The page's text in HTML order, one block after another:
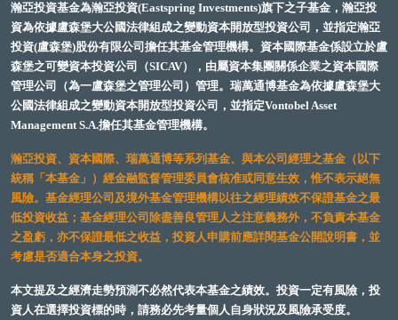
瀚亞投資基金為瀚亞投資(Eastspring Investments)旗下之子基金，瀚亞投
資為依據盧森堡大公國法律組成之變動資本開放型投資公司，並指定瀚亞
投資(盧森堡)股份有限公司擔任其基金管理機構。資本國際基金係設立於盧
森堡之可變資本投資公司（SICAV），由屬資本集團關係企業之資本國際
管理公司（為一盧森堡之管理公司）管理。瑞萬通博基金為依據盧森堡大
公國法律組成之變動資本開放型投資公司，並指定Vontobel Asset
Management S.A.擔任其基金管理機構。
瀚亞投資、資本國際、瑞萬通博等系列基金、與本公司經理之基金（以下
統稱「本基金」）經金融監督管理委員會核准或同意生效，惟不表示絕無
風險。基金經理公司及境外基金管理機構以往之經理績效不保證基金之最
低投資收益；基金經理公司除盡善良管理人之注意義務外，不負責本基金
之盈虧，亦不保證最低之收益，投資人申購前應詳閱基金公開說明書，並
考慮是否適合本身之投資。
本文提及之經濟走勢預測不必然代表本基金之績效。投資一定有風險，投
資人在選擇投資標的時，請務必先考量個人自身狀況及風險承受度。